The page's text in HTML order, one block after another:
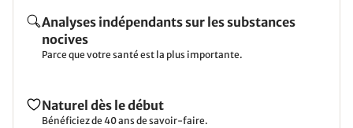
Analyses indépendants sur les substances
nocives
Parce que votre santé est la plus importante.
Naturel dès le début
Bénéficiez de 40 ans de savoir-faire.